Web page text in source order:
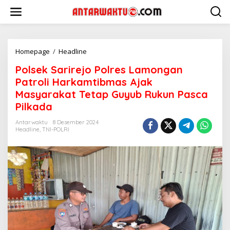
konten
Homepage / Headline
Polres
Lamongan
Patroli
Harkamtibmas
Tetap
Pasca
Polsek Sarirejo Polres Lamongan
Patroli Harkamtibmas Ajak
Masyarakat Tetap Guyub Rukun Pasca
Pilkada
Antarwaktu
8 Desember 2024
Headline, TNI-POLRI